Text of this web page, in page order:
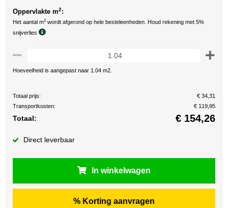
Oppervlakte m2:
Het aantal m2 wordt afgerond op hele besteleenheden. Houd rekening met 5%
snijverlies
Hoeveelheid is aangepast naar 1.04 m2.
Totaal prijs:
€ 34,31
Transportkosten:
€ 119,95
Totaal: € 154,26
Direct leverbaar
In winkelwagen
% Korting aanvragen